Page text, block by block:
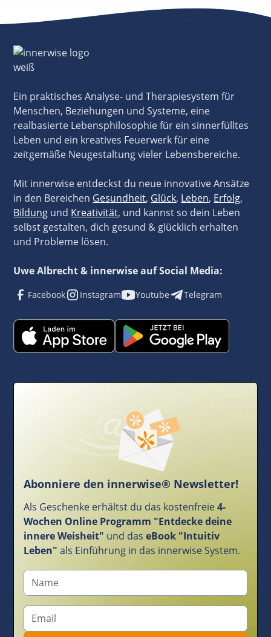
Ein praktisches Analyse- und Therapiesystem für
Menschen, Beziehungen und Systeme, eine
realbasierte Lebensphilosophie für ein sinnerfülltes
Leben und ein kreatives Feuerwerk für eine
zeitgemäße Neugestaltung vieler Lebensbereiche.
Mit innerwise entdeckst du neue innovative Ansätze
in den Bereichen Gesundheit, Glück, Leben, Erfolg,
Bildung und Kreativität, und kannst so dein Leben
selbst gestalten, dich gesund & glücklich erhalten
und Probleme lösen.
Uwe Albrecht & innerwise auf Social Media:
Facebook Instagram Youtube Telegram
Abonniere den innerwise® Newsletter!
Als Geschenke erhältst du das kostenfreie4-
Wochen Online Programm "Entdecke deine
innere Weisheit" und das eBook "Intuitiv
Leben"als Einführung in das innerwise System.